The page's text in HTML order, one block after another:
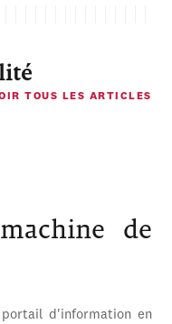
TOUS LES ARTICLES
de
d'information en